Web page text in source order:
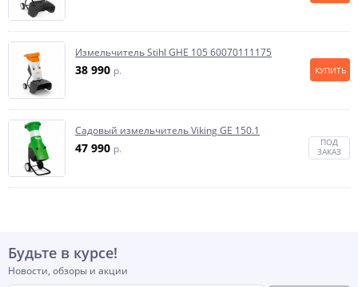
Измельчитель Stihl GHE 105 60070111175
38 990 p. КУПИТЬ
Садовый измельчитель Viking GE 150.1
47 990 p.
ПОД
ЗАКАЗ
Будьте в курсе!
Новости, обзоры и акции